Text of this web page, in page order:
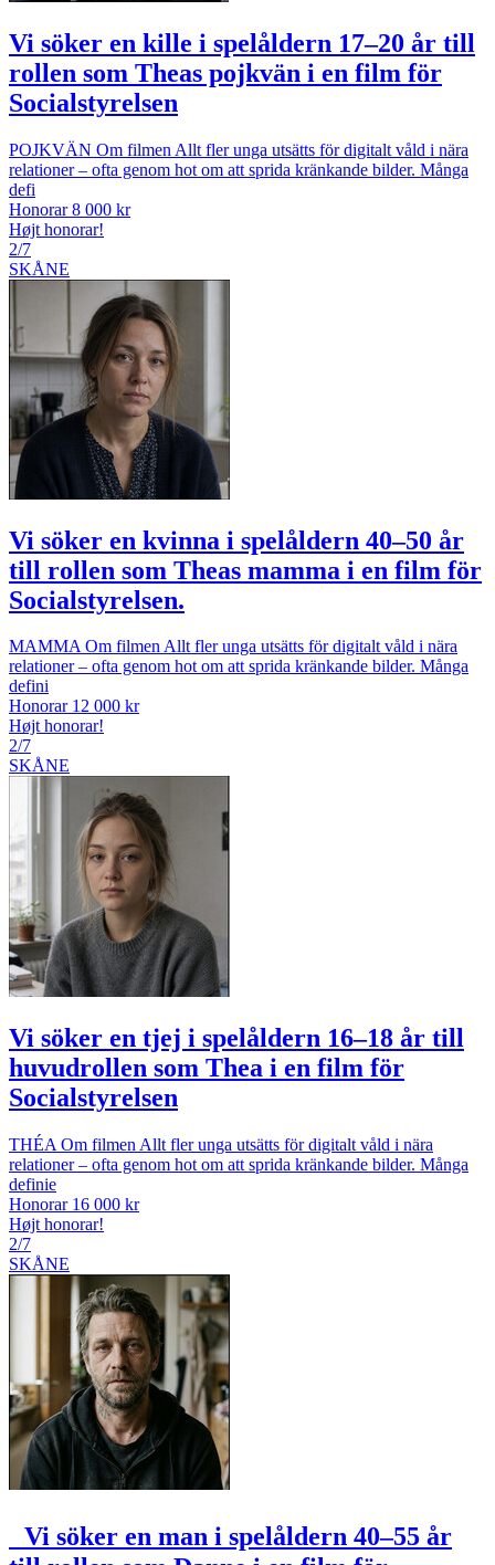
Vi söker en kille i spelåldern 17–20 år till
rollen som Theas pojkvän i en film för
Socialstyrelsen
POJKVÄN Om filmen Allt fler unga utsätts för digitalt våld i nära
relationer – ofta genom hot om att sprida kränkande bilder. Många
defi
Honorar 8 000 kr
Højt honorar!
2/7
SKÅNE
Vi söker en kvinna i spelåldern 40–50 år
till rollen som Theas mamma i en film för
Socialstyrelsen.
MAMMA Om filmen Allt fler unga utsätts för digitalt våld i nära
relationer – ofta genom hot om att sprida kränkande bilder. Många
defini
Honorar 12 000 kr
Højt honorar!
2/7
SKÅNE
Vi söker en tjej i spelåldern 16–18 år till
huvudrollen som Thea i en film för
Socialstyrelsen
THÉA Om filmen Allt fler unga utsätts för digitalt våld i nära
relationer – ofta genom hot om att sprida kränkande bilder. Många
definie
Honorar 16 000 kr
Højt honorar!
2/7
SKÅNE
Vi söker en man i spelåldern 40–55 år